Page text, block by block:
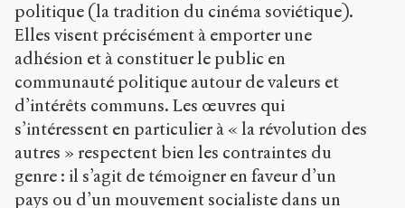
politique (la tradition du cinéma soviétique).
Elles visent précisément à emporter une
adhésion et à constituer le public en
communauté politique autour de valeurs et
d’intérêts communs. Les œuvres qui
s’intéressent en particulier à « la révolution des
autres » respectent bien les contraintes du
genre : il s’agit de témoigner en faveur d’un
pays ou d’un mouvement socialiste dans un